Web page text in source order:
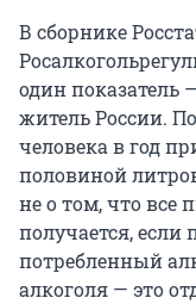
В сборнике
один показатель
житель России.
человека в год
половиной
не о том, что все
получается, если
потребленный
алкоголя — это